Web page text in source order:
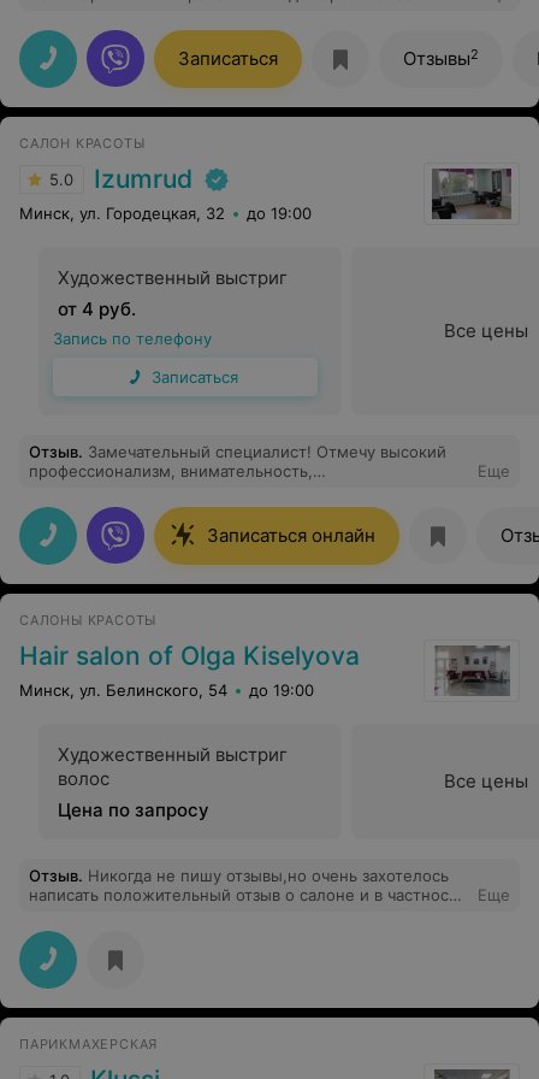
большим опытом. Все сделано очень аккуратно и
естественно. Пишу отзыв спустя две недели -
нареканий нет. Обязательно приду еще.
Записаться Отзывы2
САЛОН КРАСОТЫ
5.0 Izumrud
Минск, ул. Городецкая, 32 до 19:00
Художественный выстриг
от 4 руб.
Запись по телефону
Записаться
Все цены
Отзыв. Замечательный специалист! Отмечу высокий
профессионализм, внимательность,
удовольствие от процедуры. Спасибо
Еще
Записаться онлайн
САЛОНЫ КРАСОТЫ
Hair salon of Olga Kiselyova
Минск, ул. Белинского, 54 до 19:00
Художественный выстриг
волос
Цена по запросу
Все цены
Отзыв. Никогда не пишу отзывы,но очень захотелось
написать положительный отзыв о салоне и в частности
мастер своего дела,никогда не отпустит клиента,если
ее что-то не устраивает,перфекционист и очень
приятная женщина. Очень рада,что теперь есть
возможность доверять свои волосы человеку с
отменным вкусом. В восторге от своей стрижки за
лёгкостью и уверенностью можно возвращаться.
Спасибо вам за замечательное обслуживание !!!
Еще
ПАРИКМАХЕРСКАЯ